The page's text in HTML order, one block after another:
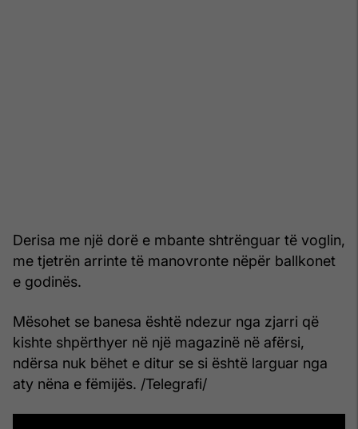
Derisa me një dorë e mbante shtrënguar të voglin,
me tjetrën arrinte të manovronte nëpër ballkonet
e godinës.
Mësohet se banesa është ndezur nga zjarri që
kishte shpërthyer në një magazinë në afërsi,
ndërsa nuk bëhet e ditur se si është larguar nga
aty nëna e fëmijës. /Telegrafi/